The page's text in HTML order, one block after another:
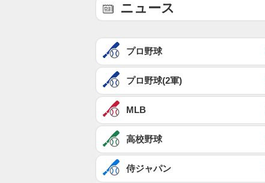
ニュース
プロ野球
プロ野球(2軍)
MLB
高校野球
侍ジャパン